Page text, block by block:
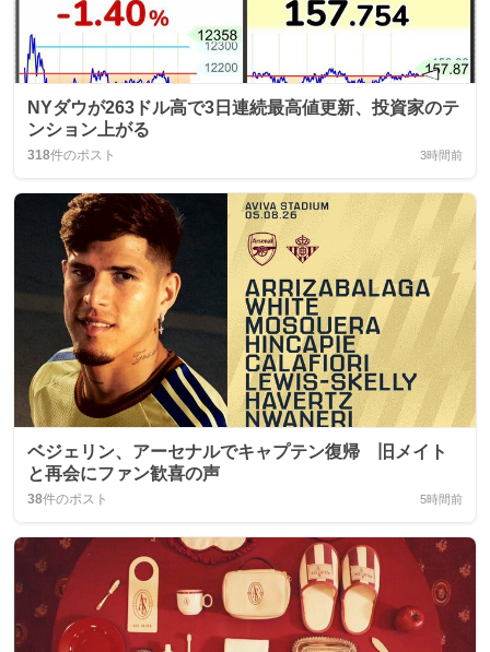
NYダウが263ドル高で3日連続最高値更新、投資家のテ
ンション上がる
318件のポスト 3時間前
ベジェリン、アーセナルでキャプテン復帰 旧メイト
と再会にファン歓喜の声
38件のポスト 5時間前